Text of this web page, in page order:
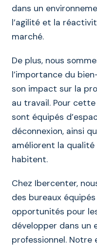
dans un
l’agilité et la
marché.
De plus, nous
l’importance du
son impact sur la
au travail. Pour
sont équipés
déconnexion, ainsi
améliorent la qualité
habitent.
Chez Ibercenter,
des bureaux
opportunités pour
développer dans un
professionnel. Notre